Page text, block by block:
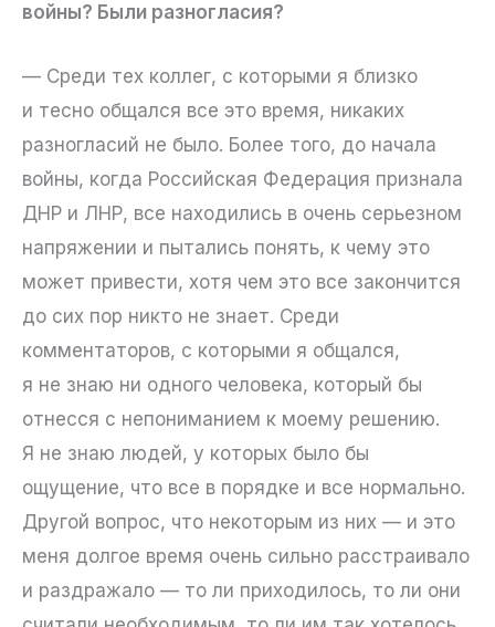
войны? Были разногласия?
— Среди тех коллег, с которыми я близко
и тесно общался все это время, никаких
разногласий не было. Более того, до начала
войны, когда Российская Федерация признала
ДНР и ЛНР, все находились в очень серьезном
напряжении и пытались понять, к чему это
может привести, хотя чем это все закончится
до сих пор никто не знает. Среди
комментаторов, с которыми я общался,
я не знаю ни одного человека, который бы
отнесся с непониманием к моему решению.
Я не знаю людей, у которых было бы
ощущение, что все в порядке и все нормально.
Другой вопрос, что некоторым из них — и это
меня долгое время очень сильно расстраивало
и раздражало — то ли приходилось, то ли они